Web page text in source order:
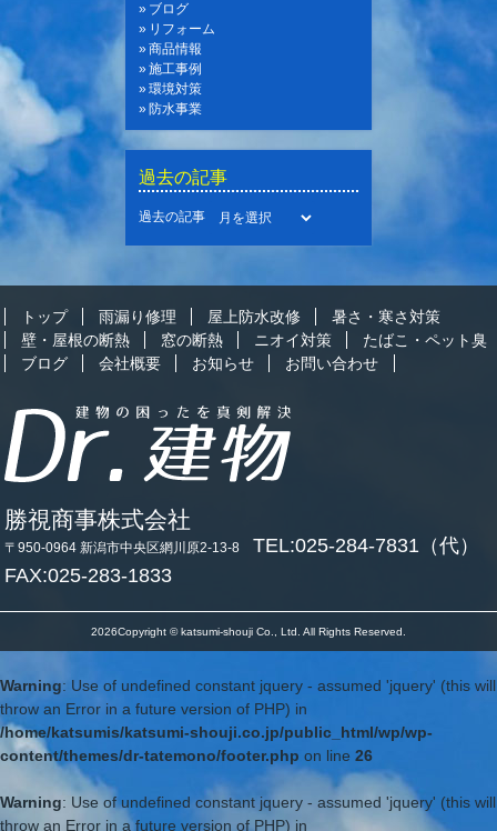
ブログ
リフォーム
商品情報
施工事例
環境対策
防水事業
過去の記事
過去の記事
トップ 雨漏り修理 屋上防水改修
暑さ・寒さ対策
壁・屋根の断熱
窓の断熱 ニオイ対策
たばこ・ペット臭
ブログ
会社概要 お知らせ お問い合わせ
勝視商事株式会社
〒950-0964 新潟市中央区網川原2-13-8 TEL:025-284-7831（代）
FAX:025-283-1833
2026Copyright © katsumi-shouji Co., Ltd. All Rights Reserved.
Warning: Use of undefined constant jquery - assumed 'jquery' (this will
throw an Error in a future version of PHP) in
/home/katsumis/katsumi-shouji.co.jp/public_html/wp/wp-
content/themes/dr-tatemono/footer.php on line 26
Warning: Use of undefined constant jquery - assumed 'jquery' (this will
throw an Error in a future version of PHP) in